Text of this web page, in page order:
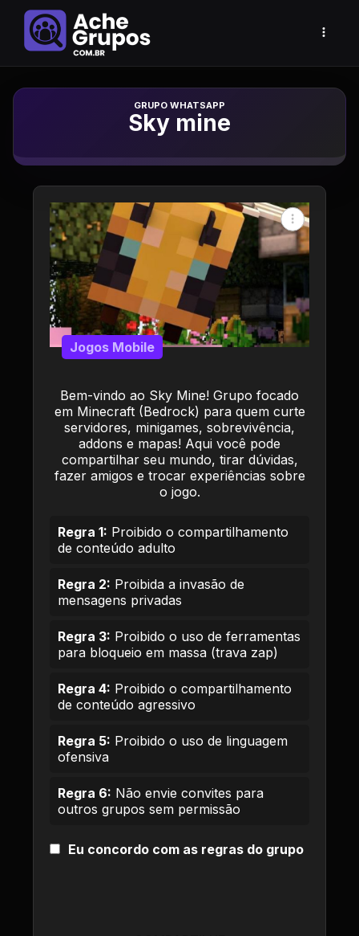
Grupo de Whatsapp
Sky mine
Bem-vindo ao Sky Mine! Grupo focado
em Minecraft (Bedrock) para quem curte
servidores, minigames, sobrevivência,
addons e mapas! Aqui você pode
compartilhar seu mundo, tirar dúvidas,
fazer amigos e trocar experiências sobre
o jogo.
Jogos Mobile
Regra 1: Proibido o compartilhamento
de conteúdo adulto
Regra 2: Proibida a invasão de
mensagens privadas
Regra 3: Proibido o uso de ferramentas
para bloqueio em massa (trava zap)
Regra 4: Proibido o compartilhamento
de conteúdo agressivo
Regra 5: Proibido o uso de linguagem
ofensiva
Regra 6: Não envie convites para
outros grupos sem permissão
Eu concordo com as regras do grupo